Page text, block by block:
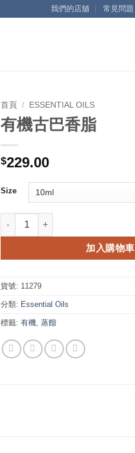
我們的店舖 常見問題
首頁 / ESSENTIAL OILS
有機古巴香脂
$229.00
Size
有機古巴香脂 數量
加入購物車
貨號: 11279
分類: Essential Oils
標籤:有機 ,蒸餾